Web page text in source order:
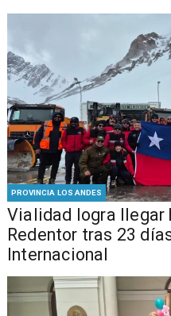
PROVINCIA LOS ANDES
Vialidad logra llegar
Redentor tras 23
Internacional